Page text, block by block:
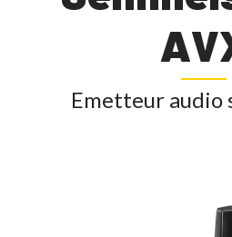
Emetteur audio